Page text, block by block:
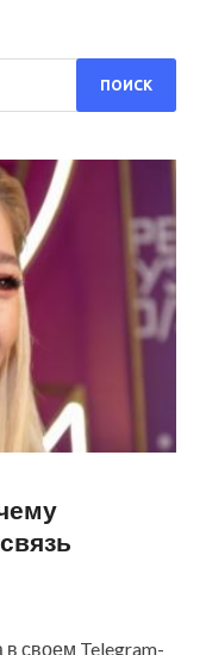
своем Telegram-